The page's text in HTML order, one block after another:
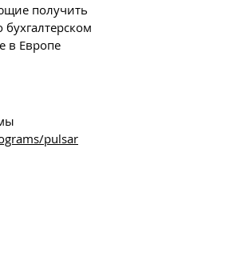
получить
в Европе
pulsar